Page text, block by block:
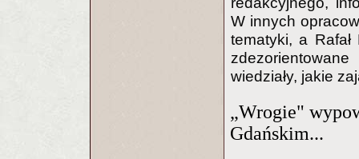
W innych
tematyki, a Rafał
wiedziały, jakie
„Wrogie"
Gdańskim...